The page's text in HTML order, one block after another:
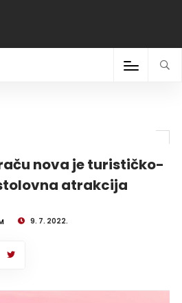
nova je turističko-
atrakcija
9. 7. 2022.